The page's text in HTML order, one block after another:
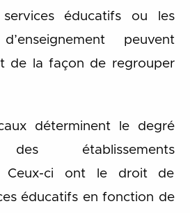
éducatifs ou les
peuvent
de la façon de regrouper
déterminent le degré
des établissements
Ceux-ci ont le droit de
éducatifs en fonction de